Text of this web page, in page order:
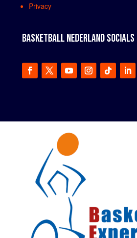
Privacy
BASKETBALL NEDERLAND SOCIALS